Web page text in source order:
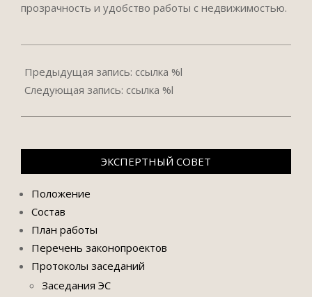
прозрачность и удобство работы с недвижимостью.
01-
30
Предыдущая запись: ссылка %l
Следующая запись: ссылка %l
ЭКСПЕРТНЫЙ СОВЕТ
Положение
Состав
План работы
Перечень законопроектов
Протоколы заседаний
Заседания ЭС